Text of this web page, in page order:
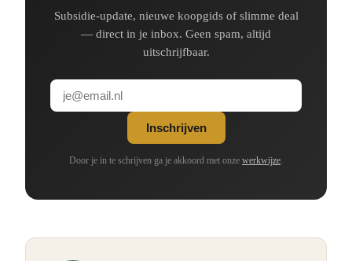
Subsidie-update, nieuwe koopgids of slimme deal
— direct in je inbox. Geen spam, altijd
uitschrijfbaar.
Inschrijven
Door je in te schrijven ga je akkoord met onze werkwijze.